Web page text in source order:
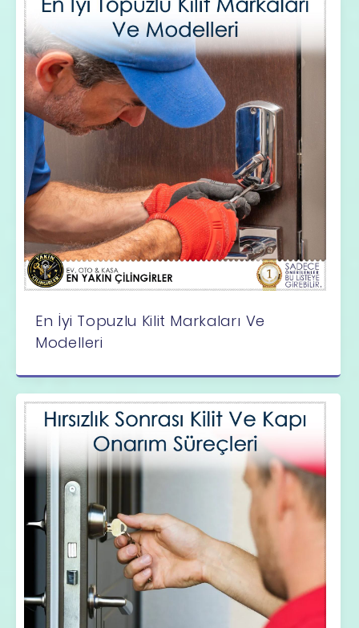
En İyi Topuzlu Kilit Markaları Ve
Modelleri